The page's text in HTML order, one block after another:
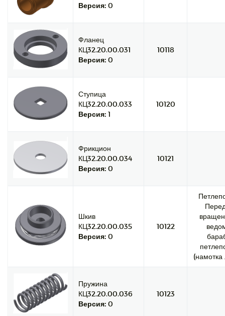
Версия: 0
Фланец
КЦ32.20.00.031
Версия: 0
10118
Ступица
КЦ32.20.00.033
Версия: 1
10120
Фрикцион
КЦ32.20.00.034
Версия: 0
10121
Шкив
КЦ32.20.00.035
Версия: 0
10122
Пружина
КЦ32.20.00.036
Версия: 0
10123